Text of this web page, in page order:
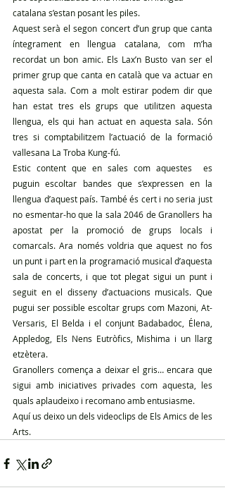
catalana s’estan posant les piles.
Aquest serà el segon concert d’un grup que canta
íntegrament en llengua catalana, com m’ha
recordat un bon amic. Els Lax’n Busto van ser el
primer grup que canta en català que va actuar en
aquesta sala. Com a molt estirar podem dir que
han estat tres els grups que utilitzen aquesta
llengua, els qui han actuat en aquesta sala. Són
tres si comptabilitzem l’actuació de la formació
vallesana La Troba Kung-fú.
Estic content que en sales com aquestes  es
puguin escoltar bandes que s’expressen en la
llengua d’aquest país. També és cert i no seria just
no esmentar-ho que la sala 2046 de Granollers ha
apostat per la promoció de grups locals i
comarcals. Ara només voldria que aquest no fos
un punt i part en la programació musical d’aquesta
sala de concerts, i que tot plegat sigui un punt i
seguit en el disseny d’actuacions musicals. Que
pugui ser possible escoltar grups com Mazoni, At-
Versaris, El Belda i el conjunt Badabadoc, Élena,
Appledog, Els Nens Eutròfics, Mishima i un llarg
etzètera.
Granollers comença a deixar el gris… encara que
sigui amb iniciatives privades com aquesta, les
quals aplaudeixo i recomano amb entusiasme.
Aquí us deixo un dels videoclips de Els Amics de les
Arts.